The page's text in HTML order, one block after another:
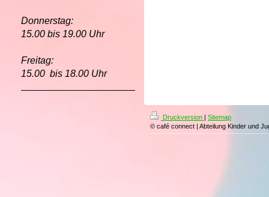
Donnerstag:
15.00 bis 19.00 Uhr
Freitag:
15.00 bis 18.00 Uhr
Druckversion | Sitemap
© café connect | Abteilung Kinder und